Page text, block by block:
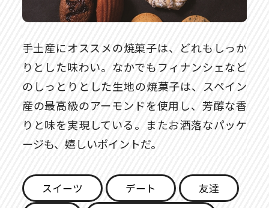
手土産にオススメの焼菓子は、どれもしっか
りとした味わい。なかでもフィナンシェなど
のしっとりとした生地の焼菓子は、スペイン
産の最高級のアーモンドを使用し、芳醇な香
りと味を実現している。またお洒落なパッケ
ージも、嬉しいポイントだ。
スイーツ デート
友達